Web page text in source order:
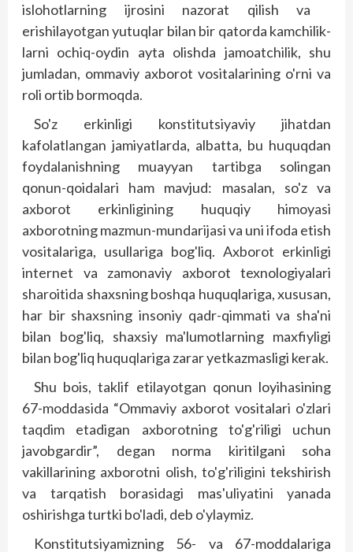
islohotlarning ijrosini nazorat qilish va
erishilayotgan yutuqlar bilan bir qatorda kamchilik­
larni ochiq-oydin ayta olishda jamoatchilik, shu
jumladan, ommaviy axborot vositalarining o'rni va
roli ortib bormoqda.
So'z erkinligi konstitutsiyaviy jihatdan
kafolatlangan jamiyatlarda, albatta, bu huquqdan
foydalanishning muayyan tartibga solingan
qonun-­qoidalari ham mavjud: masalan, so'z va
axborot erkinligining huquqiy himoyasi
axborotning mazmun-mundarijasi va uni ifoda etish
vositalariga, usullariga bog'liq. Axborot erkinligi
internet va zamonaviy axborot texnologiyalari
sharoitida shaxsning bosh­­qa huquqlariga, xususan,
har bir shaxs­ning insoniy qadr-qimmati va sha'ni
bilan bog'liq, shaxsiy ma'lumotlarning maxfiyligi
bilan bog'liq huquqlariga zarar yetkazmasligi kerak.
Shu bois, taklif etilayotgan qonun loyihasining
67-moddasida “Ommaviy axborot vositalari o'zlari
taqdim etadigan axborotning to'g'riligi uchun
javobgardir”, degan norma kiritilgani soha
vakillarining axborotni olish, to'g'riligini tekshirish
va tarqatish borasidagi mas'uliyatini yanada
oshirishga turtki bo'ladi, deb o'ylaymiz.
Konstitutsiyamizning 56- va 67-moddalariga